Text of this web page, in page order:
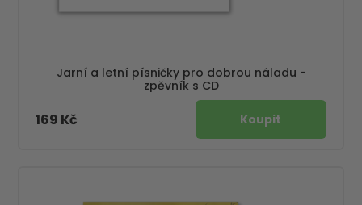
Jarní a letní písničky pro dobrou náladu -
zpěvník s CD
169 Kč